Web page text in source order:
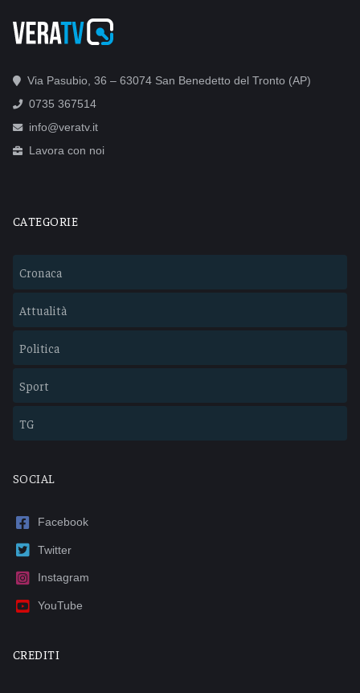
Via Pasubio, 36 – 63074 San Benedetto del Tronto (AP)
0735 367514
info@veratv.it
Lavora con noi
CATEGORIE
Cronaca
Attualità
Politica
Sport
TG
SOCIAL
Facebook
Twitter
Instagram
YouTube
CREDITI